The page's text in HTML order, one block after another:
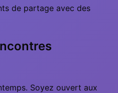
de partage avec des
Soyez ouvert aux